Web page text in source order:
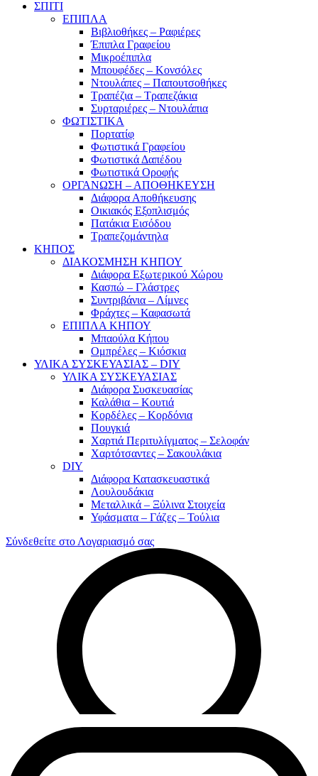
ΣΠΙΤΙ
ΕΠΙΠΛΑ
Βιβλιοθήκες – Ραφιέρες
Έπιπλα Γραφείου
Μικροέπιπλα
Μπουφέδες – Κονσόλες
Ντουλάπες – Παπουτσοθήκες
Τραπέζια – Τραπεζάκια
Συρταριέρες – Ντουλάπια
ΦΩΤΙΣΤΙΚΑ
Πορτατίφ
Φωτιστικά Γραφείου
Φωτιστικά Δαπέδου
Φωτιστικά Οροφής
ΟΡΓΑΝΩΣΗ – ΑΠΟΘΗΚΕΥΣΗ
Διάφορα Αποθήκευσης
Οικιακός Εξοπλισμός
Πατάκια Εισόδου
Τραπεζομάντηλα
ΚΗΠΟΣ
ΔΙΑΚΟΣΜΗΣΗ ΚΗΠΟΥ
Διάφορα Εξωτερικού Χώρου
Κασπώ – Γλάστρες
Συντριβάνια – Λίμνες
Φράχτες – Καφασωτά
ΕΠΙΠΛΑ ΚΗΠΟΥ
Μπαούλα Κήπου
Ομπρέλες – Κιόσκια
ΥΛΙΚΑ ΣΥΣΚΕΥΑΣΙΑΣ – DIY
ΥΛΙΚΑ ΣΥΣΚΕΥΑΣΙΑΣ
Διάφορα Συσκευασίας
Καλάθια – Κουτιά
Κορδέλες – Κορδόνια
Πουγκιά
Χαρτιά Περιτυλίγματος – Σελοφάν
Χαρτότσαντες – Σακουλάκια
DIY
Διάφορα Κατασκευαστικά
Λουλουδάκια
Μεταλλικά – Ξύλινα Στοιχεία
Υφάσματα – Γάζες – Τούλια
Σύνδεθείτε στο Λογαριασμό σας